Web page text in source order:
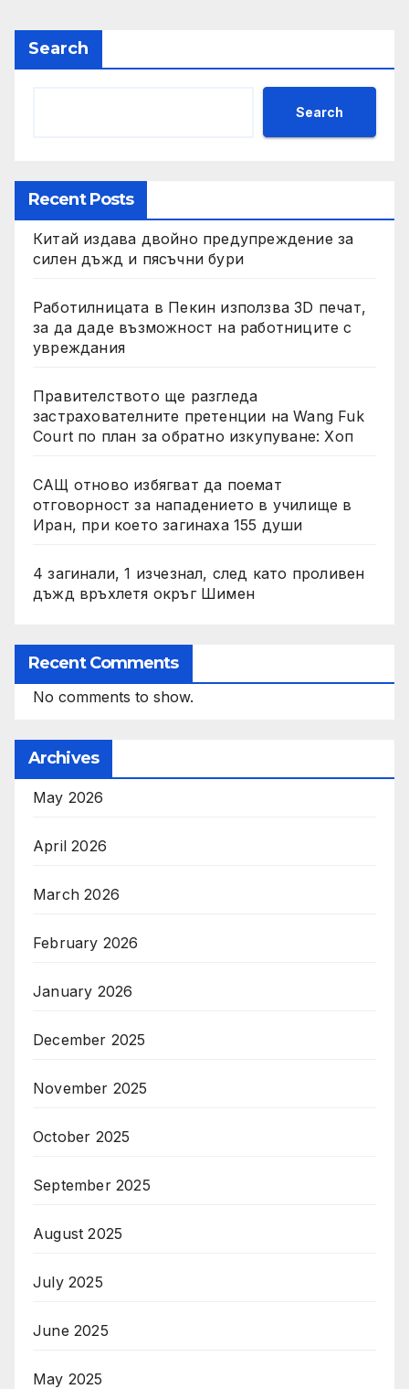
Search
Search
Recent Posts
Китай издава двойно предупреждение за
силен дъжд и пясъчни бури
Работилницата в Пекин използва 3D печат,
за да даде възможност на работниците с
увреждания
Правителството ще разгледа
застрахователните претенции на Wang Fuk
Court по план за обратно изкупуване: Хоп
САЩ отново избягват да поемат
отговорност за нападението в училище в
Иран, при което загинаха 155 души
4 загинали, 1 изчезнал, след като проливен
дъжд връхлетя окръг Шимен
Recent Comments
No comments to show.
Archives
May 2026
April 2026
March 2026
February 2026
January 2026
December 2025
November 2025
October 2025
September 2025
August 2025
July 2025
June 2025
May 2025